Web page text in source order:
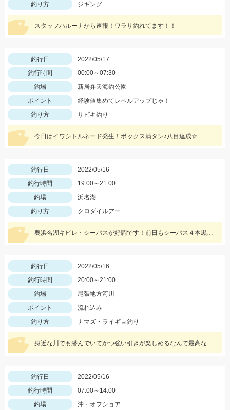
釣り方
ジギング
スタッフハルーナから速報！ワラサ釣れてます！！
釣行日
2022/05/17
釣行時間
00:00～07:30
釣場
新居弁天海釣公園
ポイント
経験値集めてレベルアップじゃ！
釣り方
サビキ釣り
今日はイワシトルネード発生！ボックス満タン♪八目達成☆
釣行日
2022/05/16
釣行時間
19:00～21:00
釣場
浜名湖
釣り方
クロダイルアー
奥浜名湖キビレ・シーバスが好調です！前日もシーバス４本黒鯛・キビレ２本と釣果がありました！
釣行日
2022/05/16
釣行時間
20:00～21:00
釣場
尾張地方河川
ポイント
流れ込み
釣り方
ナマズ・ライギョ釣り
身近な川でも潜んでいてかつ強い引きが楽しめるなんて最高な遊び相手です！
釣行日
2022/05/16
釣行時間
07:00～14:00
釣場
沖・オフショア